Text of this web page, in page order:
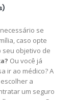
necessário se
caso opte
seu objetivo de
Ou você já
ir ao médico? A
a
um seguro